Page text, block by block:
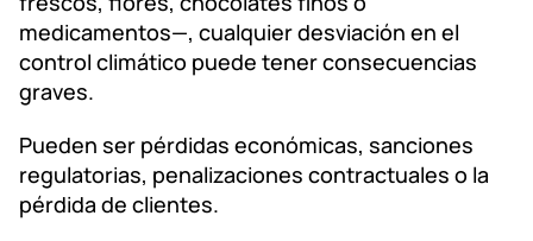
medicamentos—, cualquier desviación en el
control climático puede tener consecuencias
graves.
Pueden ser pérdidas económicas, sanciones
regulatorias, penalizaciones contractuales o la
pérdida de clientes.